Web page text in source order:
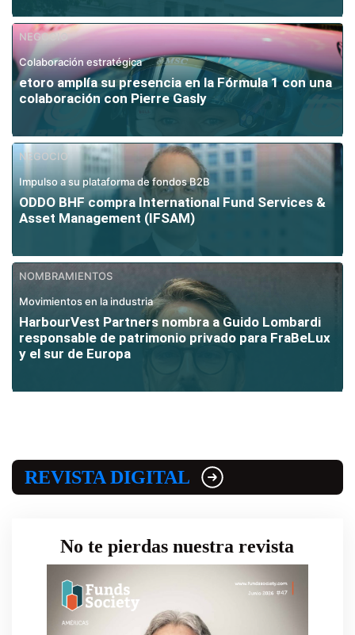
NEGOCIO
Colaboración estratégica
etoro amplía su presencia en la Fórmula 1 con una
colaboración con Pierre Gasly
NEGOCIO
Impulso a su plataforma de fondos B2B
ODDO BHF compra International Fund Services &
Asset Management (IFSAM)
NOMBRAMIENTOS
Movimientos en la industria
HarbourVest Partners nombra a Guido Lombardi
responsable de patrimonio privado para FraBeLux
y el sur de Europa
REVISTA DIGITAL
No te pierdas nuestra revista